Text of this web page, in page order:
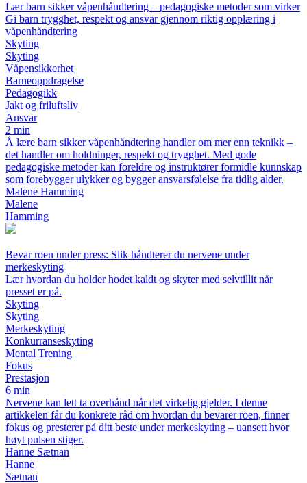
Lær barn sikker våpenhåndtering – pedagogiske metoder som virker
Gi barn trygghet, respekt og ansvar gjennom riktig opplæring i
våpenhåndtering
Skyting
Skyting
Våpensikkerhet
Barneoppdragelse
Pedagogikk
Jakt og friluftsliv
Ansvar
2 min
Å lære barn sikker våpenhåndtering handler om mer enn teknikk –
det handler om holdninger, respekt og trygghet. Med gode
pedagogiske metoder kan foreldre og instruktører formidle kunnskap
som forebygger ulykker og bygger ansvarsfølelse fra tidlig alder.
Malene Hamming
Malene
Hamming
Bevar roen under press: Slik håndterer du nervene under
merkeskyting
Lær hvordan du holder hodet kaldt og skyter med selvtillit når
presset er på.
Skyting
Skyting
Merkeskyting
Konkurranseskyting
Mental Trening
Fokus
Prestasjon
6 min
Nervene kan lett ta overhånd når det virkelig gjelder. I denne
artikkelen får du konkrete råd om hvordan du bevarer roen, finner
fokus og presterer på ditt beste under merkeskyting – uansett hvor
høyt pulsen stiger.
Hanne Sætnan
Hanne
Sætnan